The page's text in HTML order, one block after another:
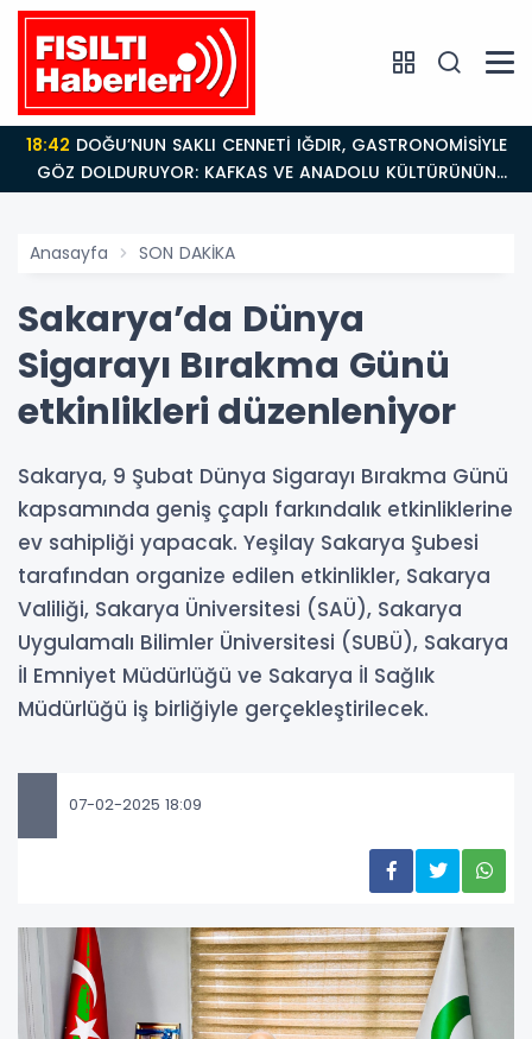
18:42
GÖZ DOLDURUYOR: KAFKAS VE ANADOLU KÜLTÜRÜNÜN
BULUŞMA NOKTASI
Anasayfa SON DAKİKA
Sakarya’da Dünya
Sigarayı Bırakma Günü
etkinlikleri düzenleniyor
Sakarya, 9 Şubat Dünya Sigarayı Bırakma Günü
kapsamında geniş çaplı farkındalık etkinliklerine
ev sahipliği yapacak. Yeşilay Sakarya Şubesi
tarafından organize edilen etkinlikler, Sakarya
Valiliği, Sakarya Üniversitesi (SAÜ), Sakarya
Uygulamalı Bilimler Üniversitesi (SUBÜ), Sakarya
İl Emniyet Müdürlüğü ve Sakarya İl Sağlık
Müdürlüğü iş birliğiyle gerçekleştirilecek.
07-02-2025 18:09